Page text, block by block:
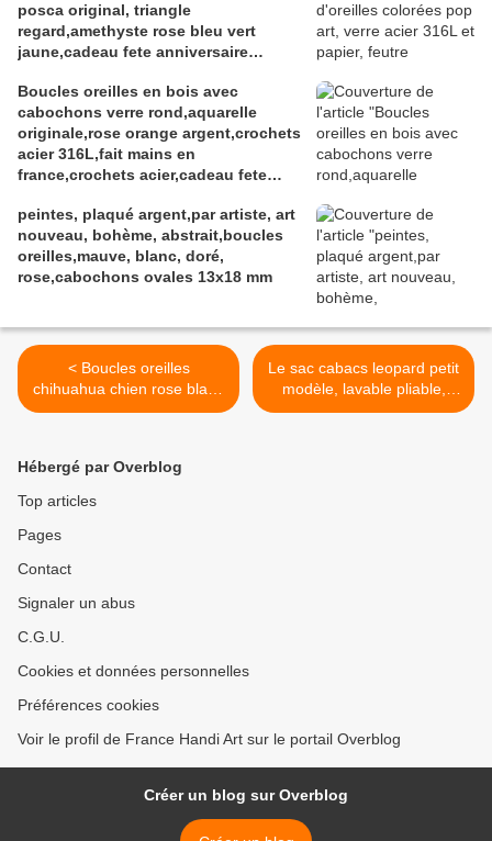
posca original, triangle
regard,amethyste rose bleu vert
jaune,cadeau fete anniversaire
Boucles oreilles en bois avec
cabochons verre rond,aquarelle
originale,rose orange argent,crochets
acier 316L,fait mains en
france,crochets acier,cadeau fete
peintes, plaqué argent,par artiste, art
nouveau, bohème, abstrait,boucles
oreilles,mauve, blanc, doré,
rose,cabochons ovales 13x18 mm
< Boucles oreilles
chihuahua chien rose blanc
avec noeud mignon
lgbt,cadeau punk
boho,crochets acier
Le sac cabacs leopard petit
modèle, lavable pliable,
accessoire maroquinerie
Hébergé par Overblog
Top articles
Pages
Contact
Signaler un abus
C.G.U.
Cookies et données personnelles
Préférences cookies
Voir le profil de France Handi Art sur le portail Overblog
Créer un blog sur Overblog